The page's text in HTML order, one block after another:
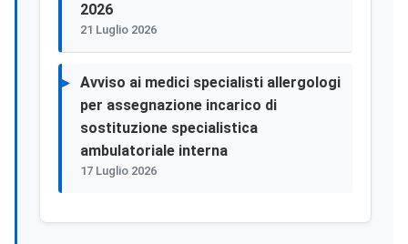
2026
21 Luglio 2026
Avviso ai medici specialisti allergologi
per assegnazione incarico di
sostituzione specialistica
ambulatoriale interna
17 Luglio 2026